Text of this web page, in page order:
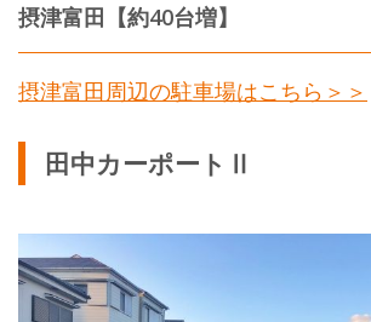
摂津富田【約40台増】
摂津富田周辺の駐車場はこちら＞＞
田中カーポートⅡ